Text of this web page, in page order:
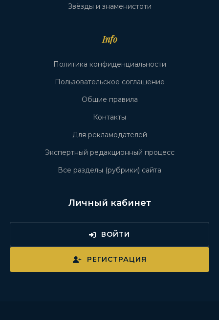
Звёзды и знаменистоти
Info
Политика конфиденциальности
Пользовательское соглашение
Общие правила
Контакты
Для рекламодателей
Экспертный редакционный процесс
Все разделы (рубрики) сайта
Личный кабинет
ВОЙТИ
РЕГИСТРАЦИЯ